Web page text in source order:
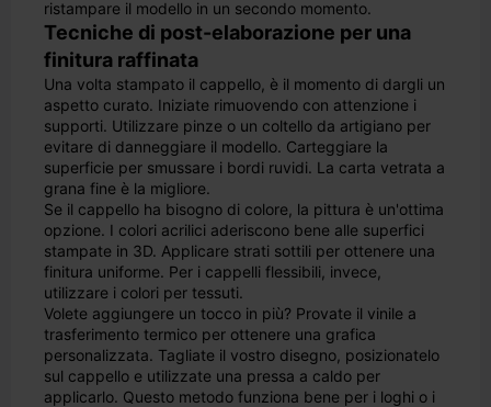
ristampare il modello in un secondo momento.
Tecniche di post-elaborazione per una
finitura raffinata
Una volta stampato il cappello, è il momento di dargli un
aspetto curato. Iniziate rimuovendo con attenzione i
supporti. Utilizzare pinze o un coltello da artigiano per
evitare di danneggiare il modello. Carteggiare la
superficie per smussare i bordi ruvidi. La carta vetrata a
grana fine è la migliore.
Se il cappello ha bisogno di colore, la pittura è un'ottima
opzione. I colori acrilici aderiscono bene alle superfici
stampate in 3D. Applicare strati sottili per ottenere una
finitura uniforme. Per i cappelli flessibili, invece,
utilizzare i colori per tessuti.
Volete aggiungere un tocco in più? Provate il vinile a
trasferimento termico per ottenere una grafica
personalizzata. Tagliate il vostro disegno, posizionatelo
sul cappello e utilizzate una pressa a caldo per
applicarlo. Questo metodo funziona bene per i loghi o i